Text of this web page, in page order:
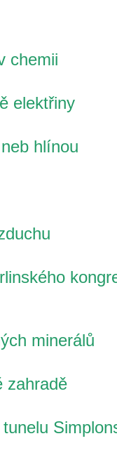
chemii
elektřiny
hlínou
minerálů
zahradě